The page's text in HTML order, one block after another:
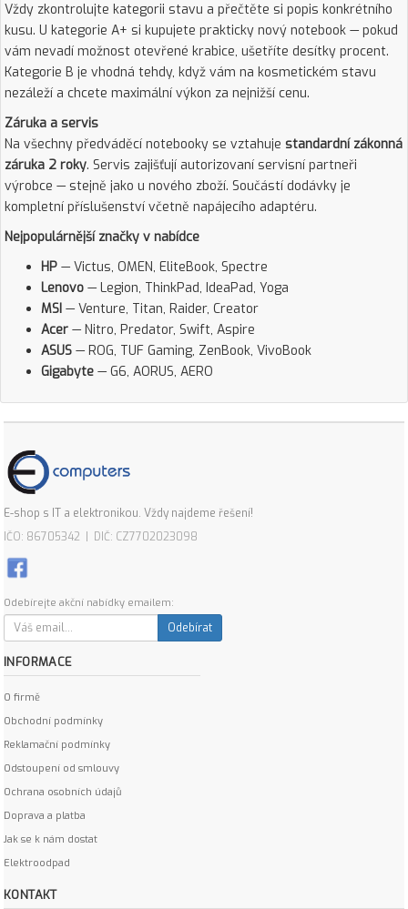
Vždy zkontrolujte kategorii stavu a přečtěte si popis konkrétního
kusu. U kategorie A+ si kupujete prakticky nový notebook — pokud
vám nevadí možnost otevřené krabice, ušetříte desítky procent.
Kategorie B je vhodná tehdy, když vám na kosmetickém stavu
nezáleží a chcete maximální výkon za nejnižší cenu.
Záruka a servis
Na všechny předváděcí notebooky se vztahuje standardní zákonná
záruka 2 roky. Servis zajišťují autorizovaní servisní partneři
výrobce — stejně jako u nového zboží. Součástí dodávky je
kompletní příslušenství včetně napájecího adaptéru.
Nejpopulárnější značky v nabídce
HP — Victus, OMEN, EliteBook, Spectre
Lenovo — Legion, ThinkPad, IdeaPad, Yoga
MSI — Venture, Titan, Raider, Creator
Acer — Nitro, Predator, Swift, Aspire
ASUS — ROG, TUF Gaming, ZenBook, VivoBook
Gigabyte — G6, AORUS, AERO
E-shop s IT a elektronikou. Vždy najdeme řešení!
IČO: 86705342 | DIČ: CZ7702023098
Odebírejte akční nabídky emailem:
Odebírat
INFORMACE
O firmě
Obchodní podmínky
Reklamační podmínky
Odstoupení od smlouvy
Ochrana osobních údajů
Doprava a platba
Jak se k nám dostat
Elektroodpad
KONTAKT